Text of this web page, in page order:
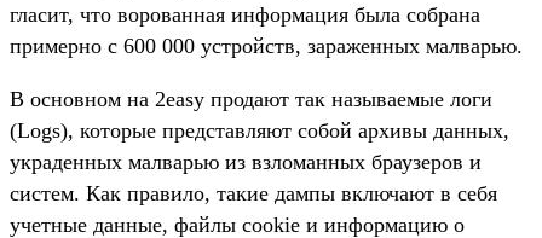
гласит, что ворованная информация была собрана
примерно с 600 000 устройств, зараженных малварью.
В основном на 2easy продают так называемые логи
(Logs), которые представляют собой архивы данных,
украденных малварью из взломанных браузеров и
систем. Как правило, такие дампы включают в себя
учетные данные, файлы cookie и информацию о